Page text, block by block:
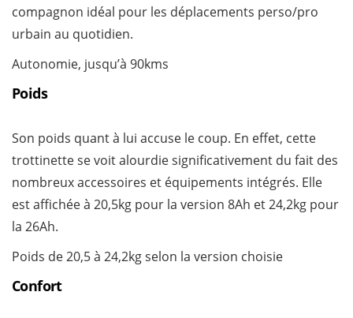
compagnon idéal pour les déplacements perso/pro
urbain au quotidien.
Autonomie, jusqu’à 90kms
Poids
Son poids quant à lui accuse le coup. En effet, cette
trottinette se voit alourdie significativement du fait des
nombreux accessoires et équipements intégrés. Elle
est affichée à 20,5kg pour la version 8Ah et 24,2kg pour
la 26Ah.
Poids de 20,5 à 24,2kg selon la version choisie
Confort